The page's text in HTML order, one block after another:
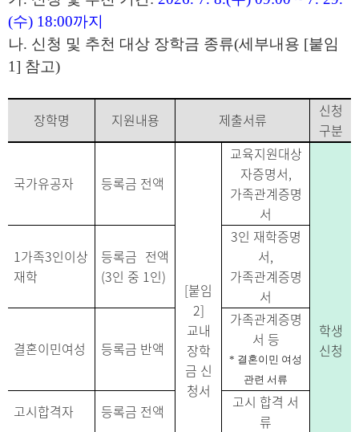
(수) 18:00까지
나. 신청 및 추천 대상 장학금 종류(세부내용 [붙임
1] 참고)
장학명 지원내용 제출서류
신청
구분
국가유공자 등록금 전액
[붙임
2]
교내
장학
금 신
청서
교육지원대상
자증명서,
가족관계증명
서
학생
신청
1가족3인이상
재학
등록금 전액
(3인 중 1인)
3인 재학증명
서,
가족관계증명
서
결혼이민여성 등록금 반액
가족관계증명
서 등
* 결혼이민 여성
관련 서류
고시합격자 등록금 전액
고시 합격 서
류